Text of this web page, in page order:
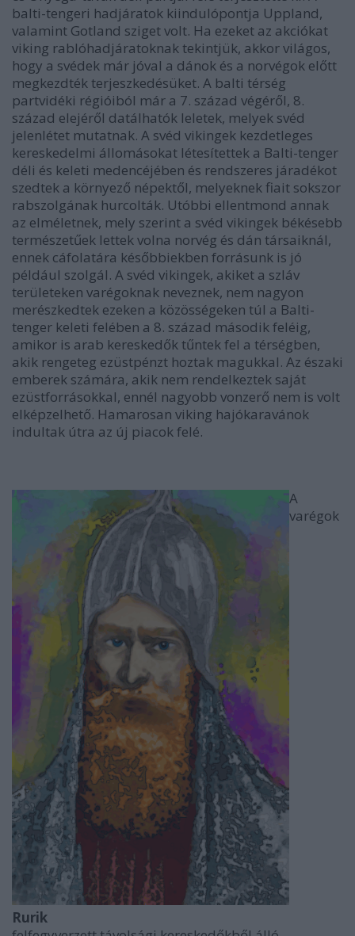
balti-tengeri hadjáratok kiindulópontja Uppland,
valamint Gotland sziget volt. Ha ezeket az akciókat
viking rablóhadjáratoknak tekintjük, akkor világos,
hogy a svédek már jóval a dánok és a norvégok előtt
megkezdték terjeszkedésüket. A balti térség
partvidéki régióiból már a 7. század végéről, 8.
század elejéről datálhatók leletek, melyek svéd
jelenlétet mutatnak. A svéd vikingek kezdetleges
kereskedelmi állomásokat létesítettek a Balti-tenger
déli és keleti medencéjében és rendszeres járadékot
szedtek a környező népektől, melyeknek fiait sokszor
rabszolgának hurcolták. Utóbbi ellentmond annak
az elméletnek, mely szerint a svéd vikingek békésebb
természetűek lettek volna norvég és dán társaiknál,
ennek cáfolatára későbbiekben forrásunk is jó
például szolgál. A svéd vikingek, akiket a szláv
területeken varégoknak neveznek, nem nagyon
merészkedtek ezeken a közösségeken túl a Balti-
tenger keleti felében a 8. század második feléig,
amikor is arab kereskedők tűntek fel a térségben,
akik rengeteg ezüstpénzt hoztak magukkal. Az északi
emberek számára, akik nem rendelkeztek saját
ezüstforrásokkal, ennél nagyobb vonzerő nem is volt
elképzelhető. Hamarosan viking hajókaravánok
indultak útra az új piacok felé.
Rurik
A
varégok